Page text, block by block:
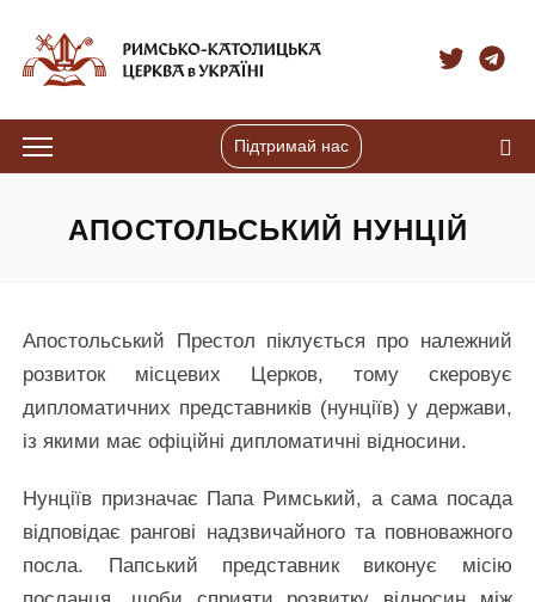
Підтримай нас
АПОСТОЛЬСЬКИЙ НУНЦІЙ
Апостольський Престол піклується про належний
розвиток місцевих Церков, тому скеровує
дипломатичних представників (нунціїв) у держави,
із якими має офіційні дипломатичні відносини.
Нунціїв призначає Папа Римський, а сама посада
відповідає рангові надзвичайного та повноважного
посла. Папський представник виконує місію